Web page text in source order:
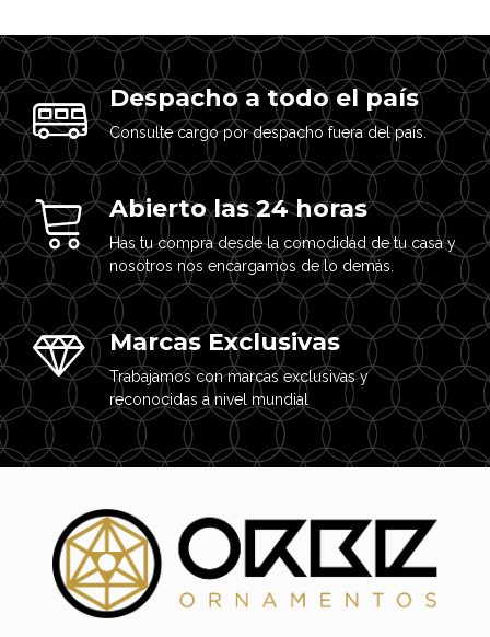
Despacho a todo el país
Consulte cargo por despacho fuera del país.
Abierto las 24 horas
Has tu compra desde la comodidad de tu casa y
nosotros nos encargamos de lo demás.
Marcas Exclusivas
Trabajamos con marcas exclusivas y
reconocidas a nivel mundial